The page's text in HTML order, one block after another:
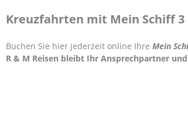
Kreuzfahrten mit Mein Schiff 3
Buchen Sie hier jederzeit online Ihre Mein
R & M Reisen bleibt Ihr Ansprechpartner